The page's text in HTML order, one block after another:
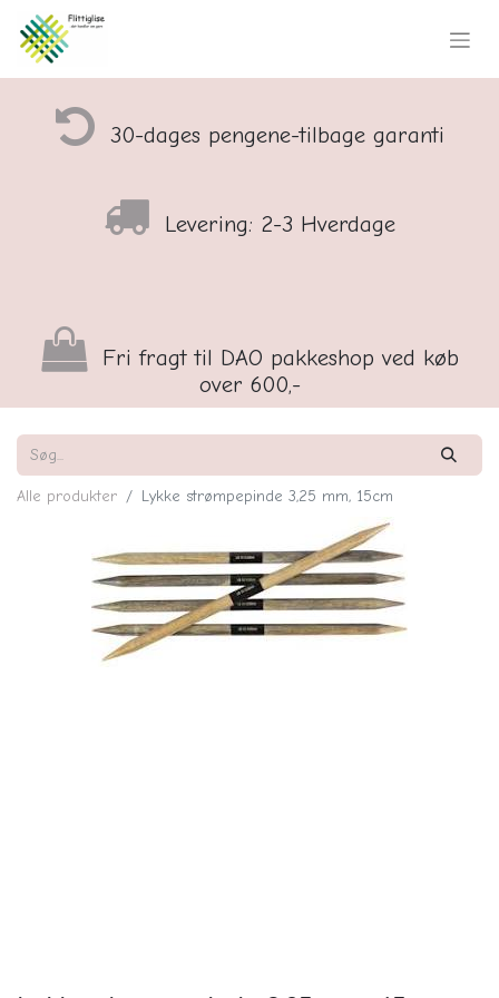
30-dages pengene-tilbage garanti
Levering: 2-3 Hverdage
Fri fragt til DAO pakkeshop ved køb
over 600,-
Alle produkter Lykke strømpepinde 3,25 mm, 15cm